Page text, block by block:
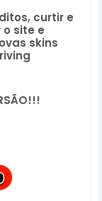
curtir e
site e
skins